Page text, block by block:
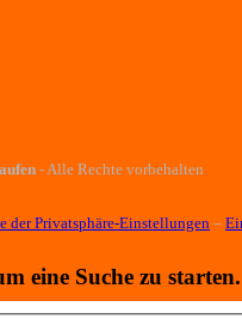
- Alle Rechte vorbehalten
der Privatsphäre-Einstellungen –
eine Suche zu starten.